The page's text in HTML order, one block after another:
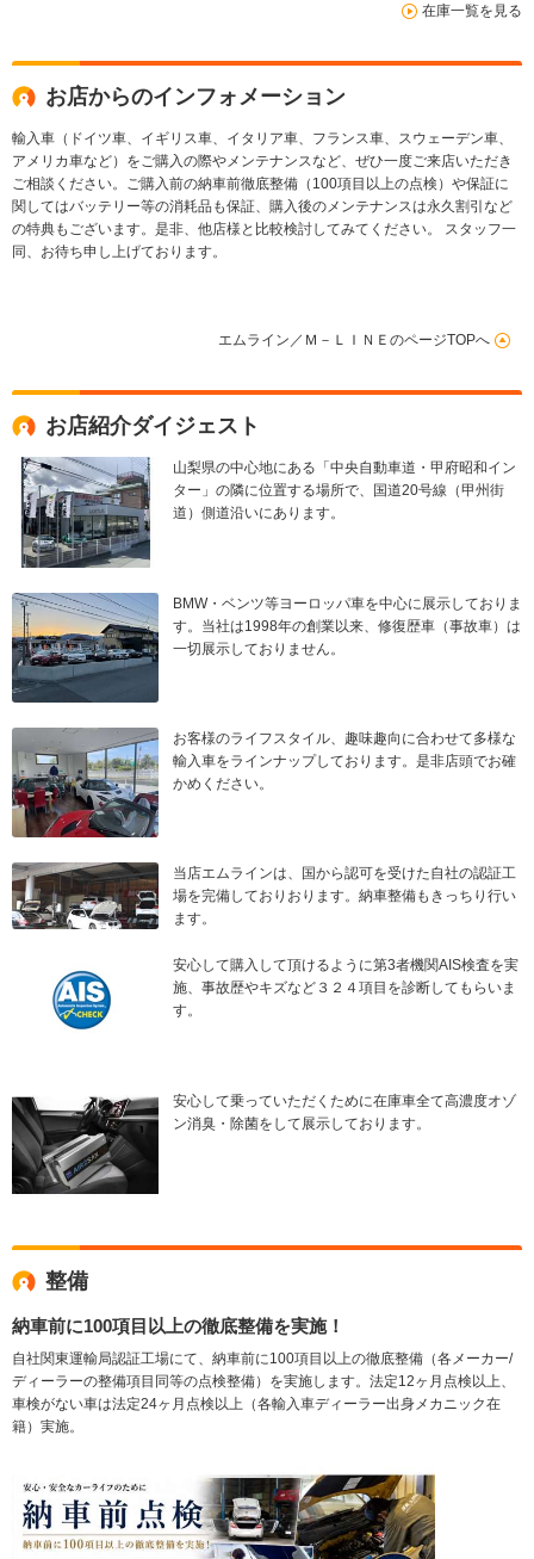
在庫一覧を見る
お店からのインフォメーション
輸入車（ドイツ車、イギリス車、イタリア車、フランス車、スウェーデン車、
アメリカ車など）をご購入の際やメンテナンスなど、ぜひ一度ご来店いただき
ご相談ください。ご購入前の納車前徹底整備（100項目以上の点検）や保証に
関してはバッテリー等の消耗品も保証、購入後のメンテナンスは永久割引など
の特典もございます。是非、他店様と比較検討してみてください。 スタッフ一
同、お待ち申し上げております。
エムライン／Ｍ－ＬＩＮＥのページTOPへ
お店紹介ダイジェスト
山梨県の中心地にある「中央自動車道・甲府昭和イン
ター」の隣に位置する場所で、国道20号線（甲州街
道）側道沿いにあります。
BMW・ベンツ等ヨーロッパ車を中心に展示しておりま
す。当社は1998年の創業以来、修復歴車（事故車）は
一切展示しておりません。
お客様のライフスタイル、趣味趣向に合わせて多様な
輸入車をラインナップしております。是非店頭でお確
かめください。
当店エムラインは、国から認可を受けた自社の認証工
場を完備しておりおります。納車整備もきっちり行い
ます。
安心して購入して頂けるように第3者機関AIS検査を実
施、事故歴やキズなど３２４項目を診断してもらいま
す。
安心して乗っていただくために在庫車全て高濃度オゾ
ン消臭・除菌をして展示しております。
整備
納車前に100項目以上の徹底整備を実施！
自社関東運輸局認証工場にて、納車前に100項目以上の徹底整備（各メーカー/
ディーラーの整備項目同等の点検整備）を実施します。法定12ヶ月点検以上、
車検がない車は法定24ヶ月点検以上（各輸入車ディーラー出身メカニック在
籍）実施。